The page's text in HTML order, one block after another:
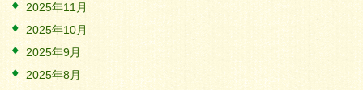
2025年11月
2025年10月
2025年9月
2025年8月